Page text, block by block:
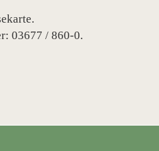
03677 / 860-0.